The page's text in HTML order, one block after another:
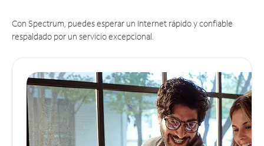
Con Spectrum, puedes esperar un Internet rápido y confiable
respaldado por un servicio excepcional.